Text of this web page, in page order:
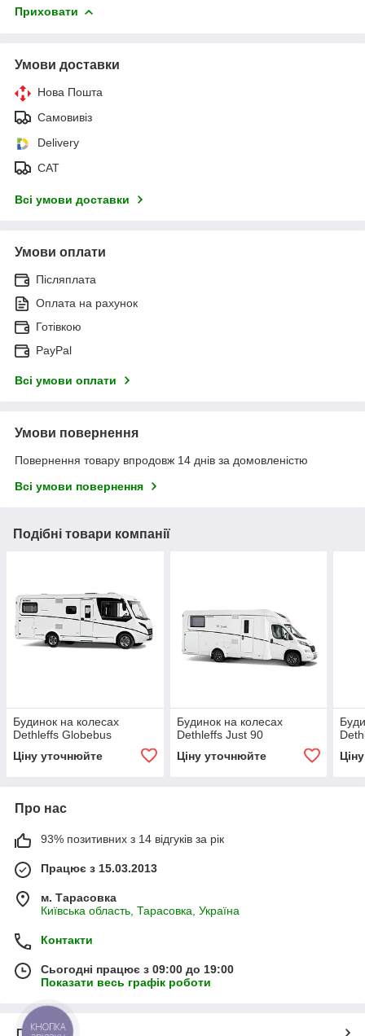
Приховати
Умови доставки
Нова Пошта
Самовивіз
Delivery
САТ
Всі умови доставки
Умови оплати
Післяплата
Оплата на рахунок
Готівкою
PayPal
Всі умови оплати
Умови повернення
Повернення товару впродовж 14 днів за домовленістю
Всі умови повернення
Подібні товари компанії
Будинок на колесах
Dethleffs Globebus
Ціну уточнюйте
Будинок на колесах
Dethleffs Just 90
Ціну уточнюйте
Про нас
93% позитивних з 14 відгуків за рік
Працює з 15.03.2013
м. Тарасовка
Київська область, Тарасовка, Україна
Контакти
Сьогодні працює з 09:00 до 19:00
Показати весь графік роботи
Про нас
КНОПКА